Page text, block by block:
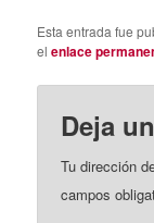
Esta entrada fue
elenlace
Deja
Tu dirección
campos